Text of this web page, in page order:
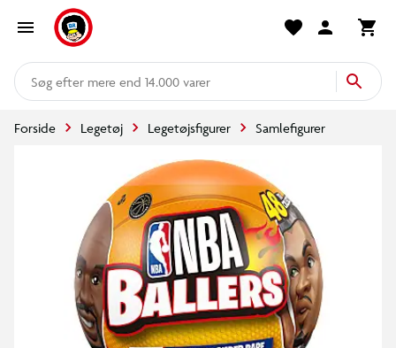
mere end 14.000 varer
Forside Legetøj Legetøjsfigurer Samlefigurer